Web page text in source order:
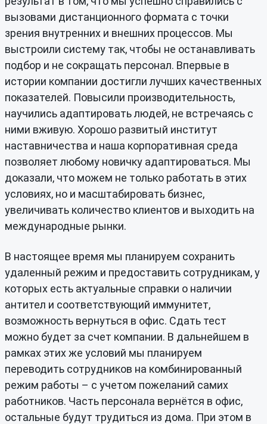
вызовами дистанционного формата с точки
зрения внутренних и внешних процессов. Мы
выстроили систему так, чтобы не останавливать
подбор и не сокращать персонал. Впервые в
истории компании достигли лучших качественных
показателей. Повысили производительность,
научились адаптировать людей, не встречаясь с
ними вживую. Хорошо развитый институт
наставничества и наша корпоративная среда
позволяет любому новичку адаптироваться. Мы
доказали, что можем не только работать в этих
условиях, но и масштабировать бизнес,
увеличивать количество клиентов и выходить на
международные рынки.
В настоящее время мы планируем сохранить
удаленный режим и предоставить сотрудникам, у
которых есть актуальные справки о наличии
антител и соответствующий иммунитет,
возможность вернуться в офис. Сдать тест
можно будет за счет компании. В дальнейшем в
рамках этих же условий мы планируем
переводить сотрудников на комбинированный
режим работы – с учетом пожеланий самих
работников. Часть персонала вернётся в офис,
остальные будут трудиться из дома. При этом в